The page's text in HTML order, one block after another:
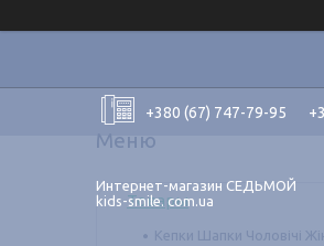
+380 (67) 747-79-95
Интернет-магазин СЕДЬМОЙ
kids-smile. com.ua
Товары
Кепки Шапки Чоловічі